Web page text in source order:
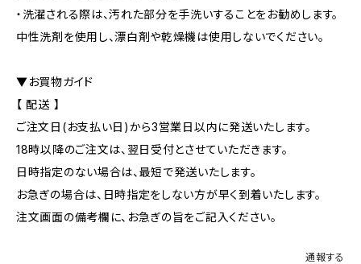
・洗濯される際は、汚れた部分を手洗いすることをお勧めします。
中性洗剤を使用し、漂白剤や乾燥機は使用しないでください。
▼お買物ガイド
【 配送 】
ご注文日(お支払い日)から3営業日以内に発送いたします。
18時以降のご注文は、翌日受付とさせていただきます。
日時指定のない場合は、最短で発送いたします。
お急ぎの場合は、日時指定をしない方が早く到着いたします。
注文画面の備考欄に、お急ぎの旨をご記入ください。
通報する